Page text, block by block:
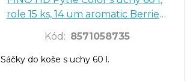
role 15 ks, 14 um aromatic Berries
Kód : 8571058735
Sáčky do koše s uchy 60 l.